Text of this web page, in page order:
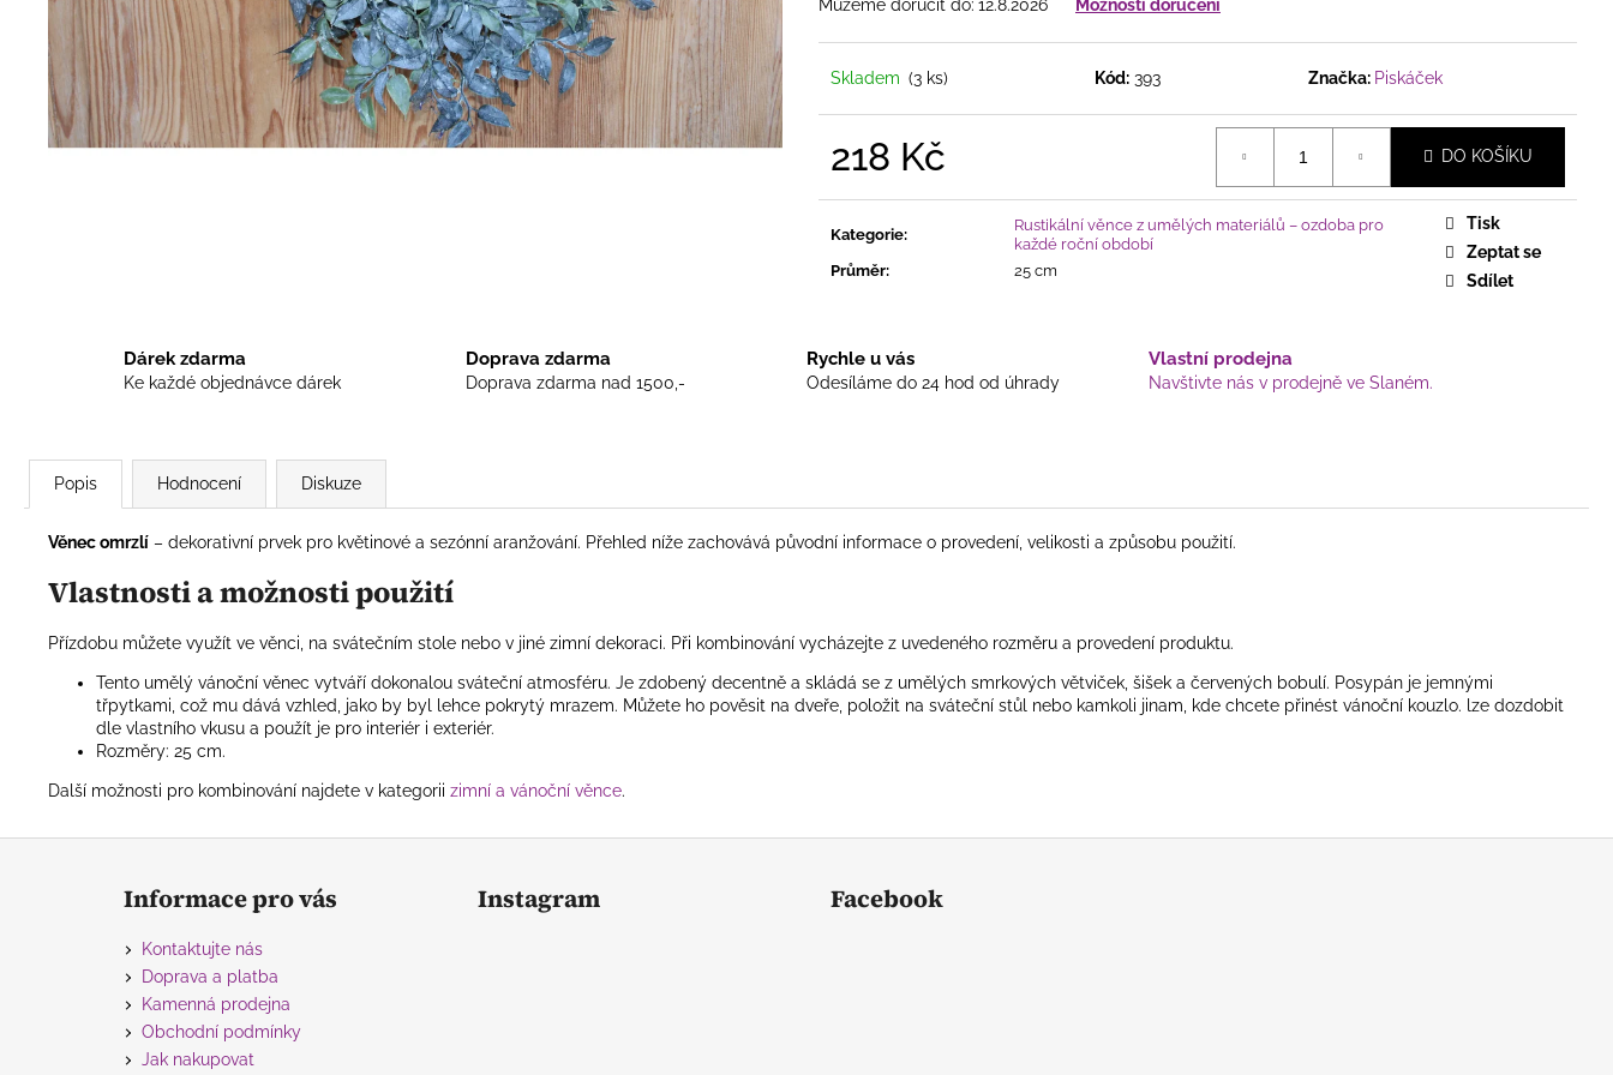
Můžeme doručit do: 12.8.2026 Možnosti doručení
Skladem (3 ks) Kód: 393 Značka: Piskáček
218 Kč DO KOŠÍKU
Kategorie:
Rustikální věnce z umělých materiálů – ozdoba pro
každé roční období
Průměr: 25 cm
Tisk
Zeptat se
Sdílet
Dárek zdarma
Ke každé objednávce dárek
Doprava zdarma
Doprava zdarma nad 1500,-
Rychle u vás
Odesíláme do 24 hod od úhrady
Vlastní prodejna
Navštivte nás v prodejně ve Slaném.
Popis Hodnocení Diskuze
Věnec omrzlí – dekorativní prvek pro květinové a sezónní aranžování. Přehled níže zachovává původní informace o provedení, velikosti a způsobu použití.
Vlastnosti a možnosti použití
Přízdobu můžete využít ve věnci, na svátečním stole nebo v jiné zimní dekoraci. Při kombinování vycházejte z uvedeného rozměru a provedení produktu.
Tento umělý vánoční věnec vytváří dokonalou sváteční atmosféru. Je zdobený decentně a skládá se z umělých smrkových větviček, šišek a červených bobulí. Posypán je jemnými
třpytkami, což mu dává vzhled, jako by byl lehce pokrytý mrazem. Můžete ho pověsit na dveře, položit na sváteční stůl nebo kamkoli jinam, kde chcete přinést vánoční kouzlo. lze dozdobit
dle vlastního vkusu a použít je pro interiér i exteriér.
Rozměry: 25 cm.
Další možnosti pro kombinování najdete v kategorii zimní a vánoční věnce.
UMĚLÉ MACEŠKY VYPADAJÍ JAKO
ŽIVÉ
45 Kč
DOMEK KERAMICKÝ MODRÝ
415 Kč
DOMEČEK KERAMICKÝ - KOSTELÍK, NA
Informace pro vás
Kontaktujte nás
Doprava a platba
Kamenná prodejna
Obchodní podmínky
Jak nakupovat
Instagram Facebook